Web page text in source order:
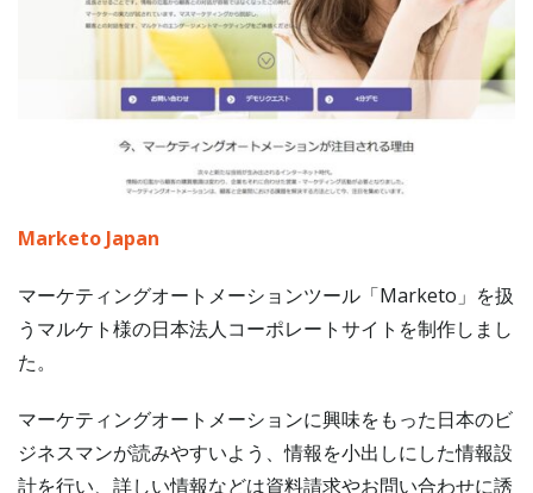
Marketo Japan
マーケティングオートメーションツール「Marketo」を扱
うマルケト様の日本法人コーポレートサイトを制作しまし
た。
マーケティングオートメーションに興味をもった日本のビ
ジネスマンが読みやすいよう、情報を小出しにした情報設
計を行い、詳しい情報などは資料請求やお問い合わせに誘